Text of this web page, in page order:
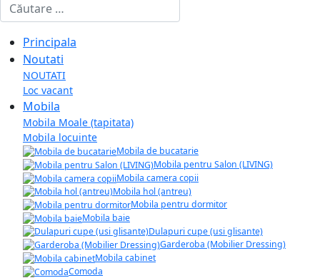
Cautare
Principala
Noutati
NOUTATI
Loc vacant
Mobila
Mobila Moale (tapitata)
Mobila locuinte
Mobila de bucatarie
Mobila pentru Salon (LIVING)
Mobila camera copii
Mobila hol (antreu)
Mobila pentru dormitor
Mobila baie
Dulapuri cupe (usi glisante)
Garderoba (Mobilier Dressing)
Mobila cabinet
Comoda